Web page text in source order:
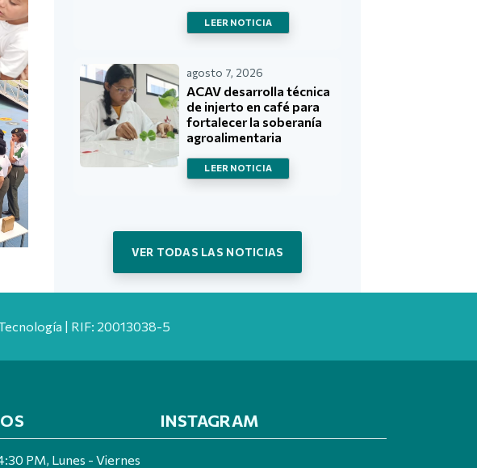
LEER NOTICIA
agosto 7, 2026
ACAV desarrolla técnica
de injerto en café para
fortalecer la soberanía
agroalimentaria
LEER NOTICIA
VER TODAS LAS NOTICIAS
| RIF: 20013038-5
PM, Lunes - Viernes
INSTAGRAM